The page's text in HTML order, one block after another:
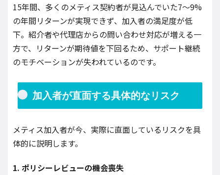
15年間、多くのメティス契約者が見込んでいた7～9%
の年間リターンが実現できず、加入者の満足度が低
下。紹介者や代理店からの問い合わせ対応が増える一
方で、リターンが期待値を下回るため、サポート継続
のモチベーションが失われているのです。
加入者が直面する具体的なリスク
メティス加入者が今、実際に直面しているリスクを具
体的に説明します。
1. ポリシーレビューの機会喪失